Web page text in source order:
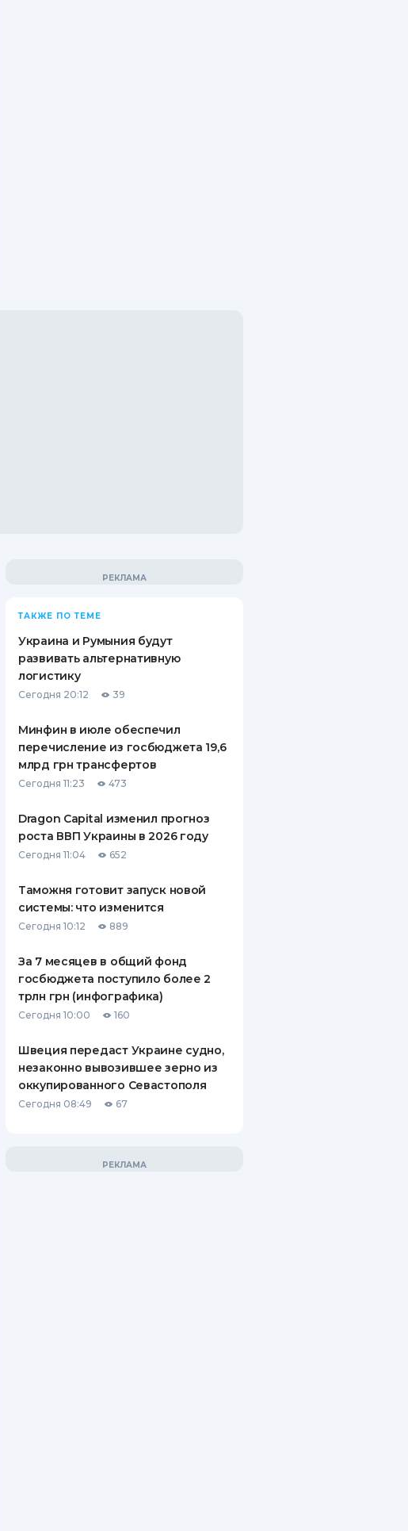
ТАКЖЕ ПО ТЕМЕ
Украина и Румыния будут
развивать альтернативную
логистику
Сегодня 20:12 39
Минфин в июле обеспечил
перечисление из госбюджета 19,6
млрд грн трансфертов
Сегодня 11:23 473
Dragon Capital изменил прогноз
роста ВВП Украины в 2026 году
Сегодня 11:04 652
Таможня готовит запуск новой
системы: что изменится
Сегодня 10:12 889
За 7 месяцев в общий фонд
госбюджета поступило более 2
трлн грн (инфографика)
Сегодня 10:00 160
Швеция передаст Украине судно,
незаконно вывозившее зерно из
оккупированного Севастополя
Сегодня 08:49 67